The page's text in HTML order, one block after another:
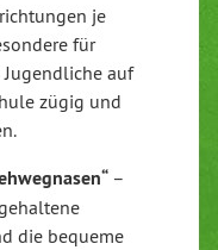
je
für
auf
zügig und
–
die bequeme